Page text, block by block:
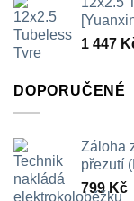
1 447
DOPORUČENÉ
Záloha
přezutí
799Kč